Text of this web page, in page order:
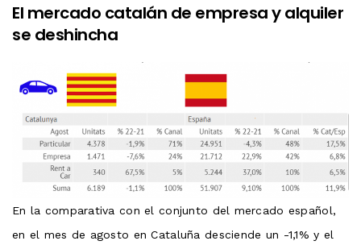
El mercado catalán de empresa y alquiler
se deshincha
En la comparativa con el conjunto del mercado español,
en el mes de agosto en Cataluña desciende un -1,1% y el